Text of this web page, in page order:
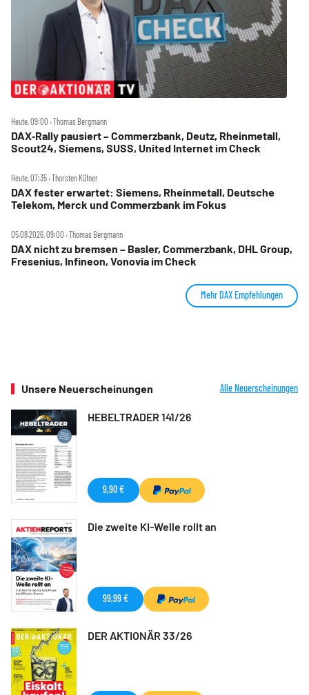
Heute, 09:00 ‧ Thomas Bergmann
DAX‑Rally pausiert – Commerzbank, Deutz, Rheinmetall,
Scout24, Siemens, SUSS, United Internet im Check
Heute, 07:35 ‧ Thorsten Küfner
DAX fester erwartet: Siemens, Rheinmetall, Deutsche
Telekom, Merck und Commerzbank im Fokus
05.08.2026, 09:00 ‧ Thomas Bergmann
DAX nicht zu bremsen – Basler, Commerzbank, DHL Group,
Fresenius, Infineon, Vonovia im Check
Mehr DAX Empfehlungen
Unsere Neuerscheinungen Alle Neuerscheinungen
HEBELTRADER 141/26
9,90 €
Die zweite KI-Welle rollt an
99,99 €
DER AKTIONÄR 33/26